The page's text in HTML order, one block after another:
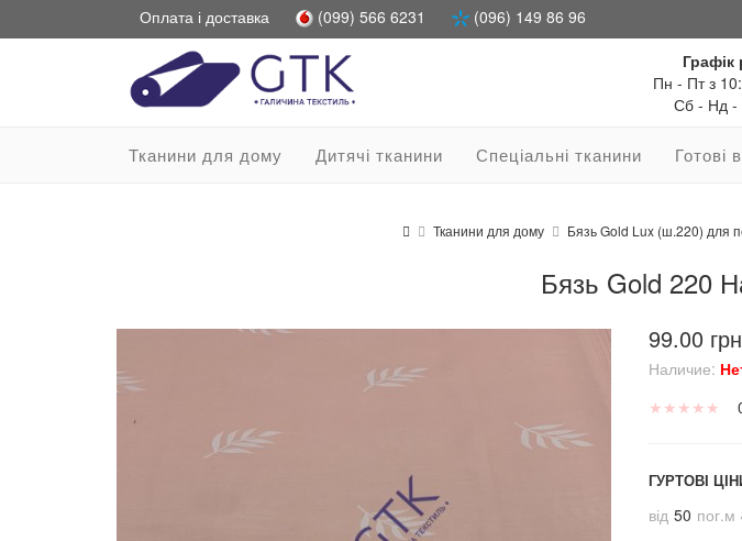
Оплата і доставка (099) 566 6231 (096) 149 86 96
Графік
Пн - Пт з
Сб - Нд -
Тканини для дому Дитячі тканини Спеціальні тканини Готові
Тканини для дому Бязь Gold Lux (ш.220) для
Бязь Gold 220
99.00
Наличие:
★ ★ ★ ★ ★
ГУРТОВІ
від 50 пог.м